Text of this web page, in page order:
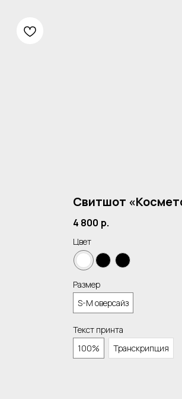
Свитшот
4 800 р.
Цвет
Размер
S-M оверсайз
Текст принта
100%
Транскрипция